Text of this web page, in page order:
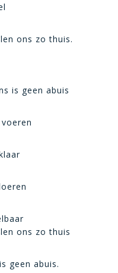
ons zo thuis.
is geen abuis
ons zo thuis
geen abuis.